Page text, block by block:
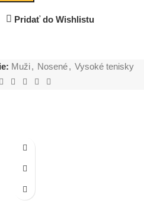
Pridať do Wishlistu
Muži, Nosené, Vysoké tenisky